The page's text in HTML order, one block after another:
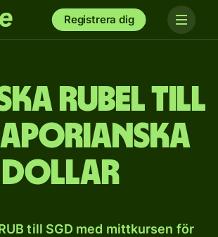
Registrera dig
rubel till
dollar
till SGD med mittkursen för